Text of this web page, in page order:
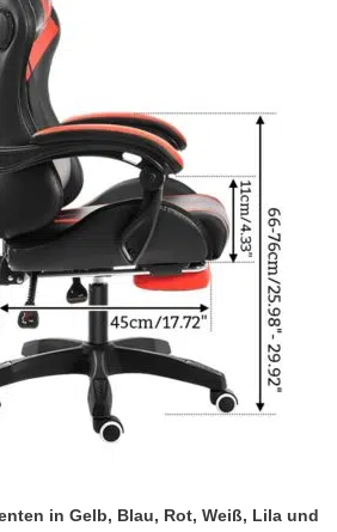
in Gelb, Blau, Rot, Weiß, Lila und